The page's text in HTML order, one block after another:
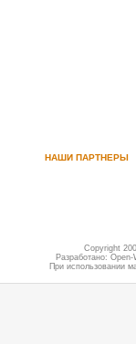
НАШИ ПАРТНЕРЫ
Copyright
Разработано:
При использовании